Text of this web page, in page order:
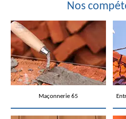
Nos
Maçonnerie 65